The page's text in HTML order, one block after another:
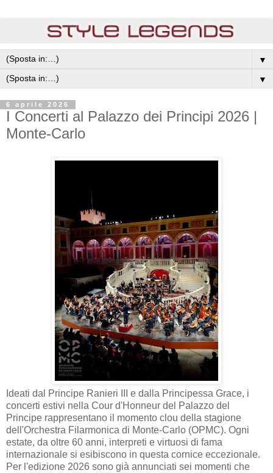
▼
▼
6 aprile 2026
I Concerti al Palazzo dei Principi 2026 |
Monte-Carlo
Ideati dal Principe Ranieri III e dalla Principessa Grace, i
concerti estivi nella Cour d'Honneur del Palazzo del
Principe rappresentano il momento clou della stagione
dell'Orchestra Filarmonica di Monte-Carlo (OPMC). Ogni
estate, da oltre 60 anni, interpreti e virtuosi di fama
internazionale si esibiscono in questa cornice eccezionale.
Per l'edizione 2026 sono già annunciati sei momenti che